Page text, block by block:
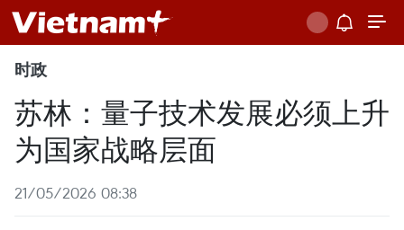
时政
苏林：量子技术发展必须上升
为国家战略层面
21/05/2026 08:38